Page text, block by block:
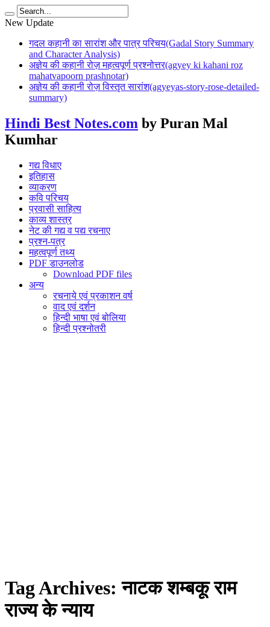
New Update
गदल कहानी का सारांश और पात्र परिचय(Gadal Story Summary
and Character Analysis)
अज्ञेय की कहानी रोज़ महत्वपूर्ण प्रश्नोत्तर(agyey ki kahani roz
mahatvapoorn prashnotar)
अज्ञेय की कहानी रोज़ विस्तृत सारांश(agyeyas-story-rose-detailed-
summary)
Hindi Best Notes.com by Puran Mal
Kumhar
गद्य विधाए
इतिहास
व्याकरण
कवि परिचय
प्रवासी साहित्य
काव्य शास्त्र
नेट की गद्य व पद्य रचनाए
प्रश्न-पत्र
महत्वपूर्ण तथ्य
PDF डाउनलोड
Download PDF files
अन्य
रचनाये एवं प्रकाशन वर्ष
वाद एवं दर्शन
हिन्दी भाषा एवं बोलिया
हिन्दी प्रश्नोतरी
Tag Archives:नाटक शम्बकू राम
राज्य के न्याय